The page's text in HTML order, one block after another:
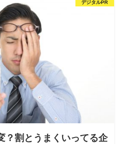
デジタルPR
？割とうまくいってる企